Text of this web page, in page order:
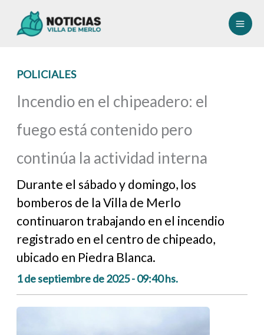
POLICIALES
Incendio en el chipeadero: el
fuego está contenido pero
continúa la actividad interna
Durante el sábado y domingo, los
bomberos de la Villa de Merlo
continuaron trabajando en el incendio
registrado en el centro de chipeado,
ubicado en Piedra Blanca.
1 de septiembre de 2025 - 09:40 hs.